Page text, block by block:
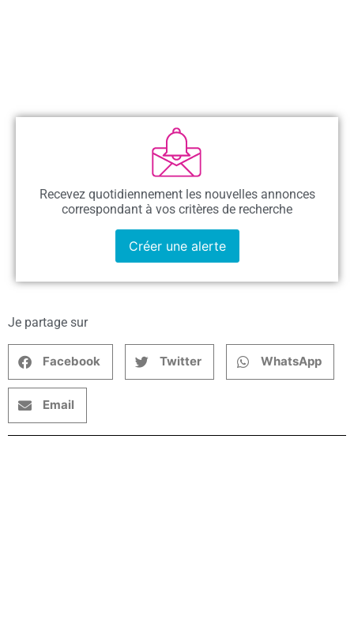
Recevez quotidiennement les nouvelles annonces
correspondant à vos critères de recherche
Créer une alerte
Je partage sur
Facebook Twitter WhatsApp
Email